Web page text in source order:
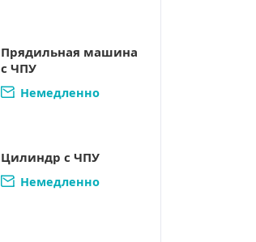
Прядильная машина
с ЧПУ
 Немедленно
Цилиндр с ЧПУ
 Немедленно